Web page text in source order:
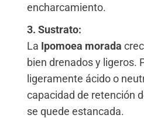
encharcamiento.
3. Sustrato:
La Ipomoea morada
bien drenados y ligeros.
ligeramente ácido o
capacidad de retención
se quede estancada.